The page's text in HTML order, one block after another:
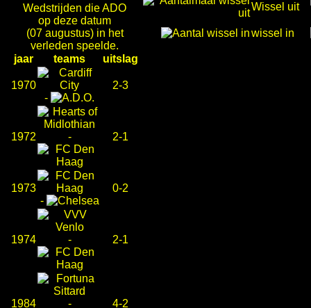
Wedstrijden die ADO
op deze datum
(07 augustus) in het
verleden speelde.
jaar
teams uitslag
1970
-
2-3
1972 - 2-1
1973
-
0-2
1974 - 2-1
1984 - 4-2
Wissel uit
wissel in